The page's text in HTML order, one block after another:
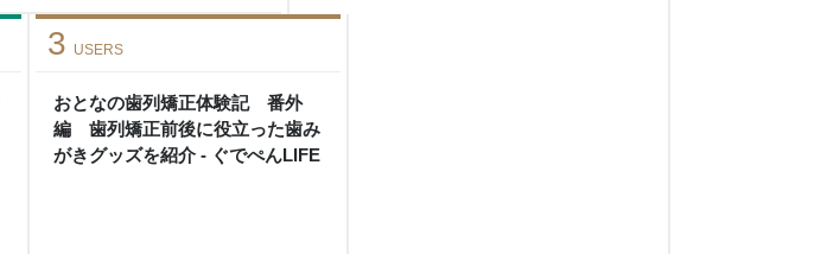
おとなの歯列矯正体験記 番外
編 歯列矯正前後に役立った歯み
がきグッズを紹介 - ぐでぺんLIFE
3 USERS